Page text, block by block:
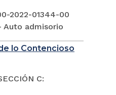
2022-01344-00
Auto admisorio
lo Contencioso
C: